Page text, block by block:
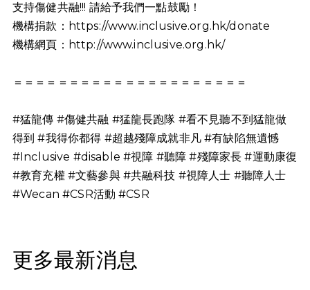
支持傷健共融!!! 請給予我們一點鼓勵！
機構捐款：https://www.inclusive.org.hk/donate
機構網頁：http://www.inclusive.org.hk/
＝＝＝＝＝＝＝＝＝＝＝＝＝＝＝＝＝＝＝＝＝
#猛龍傳 #傷健共融 #猛龍長跑隊 #看不見聽不到猛龍做
得到 #我得你都得 #超越殘障成就非凡 #有缺陷無遺憾
#Inclusive #disable #視障 #聽障 #殘障家長 #運動康復
#教育充權 #文藝參與 #共融科技 #視障人士 #聽障人士
#Wecan #CSR活動 #CSR
更多最新消息